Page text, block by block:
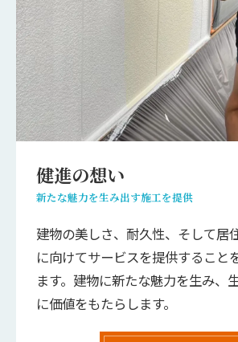
健進の想い
新たな魅力を生み出す施工を提供
建物の美しさ、耐久性、そして居
に向けてサービスを提供すること
ます。建物に新たな魅力を生み、
に価値をもたらします。